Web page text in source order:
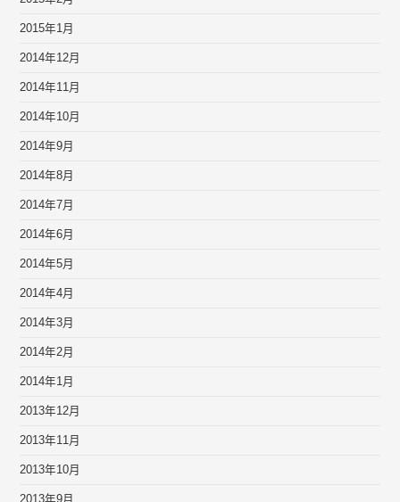
2015年1月
2014年12月
2014年11月
2014年10月
2014年9月
2014年8月
2014年7月
2014年6月
2014年5月
2014年4月
2014年3月
2014年2月
2014年1月
2013年12月
2013年11月
2013年10月
2013年9月